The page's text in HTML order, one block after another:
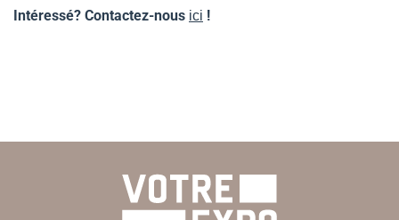
Intéressé? Contactez-nous ici !